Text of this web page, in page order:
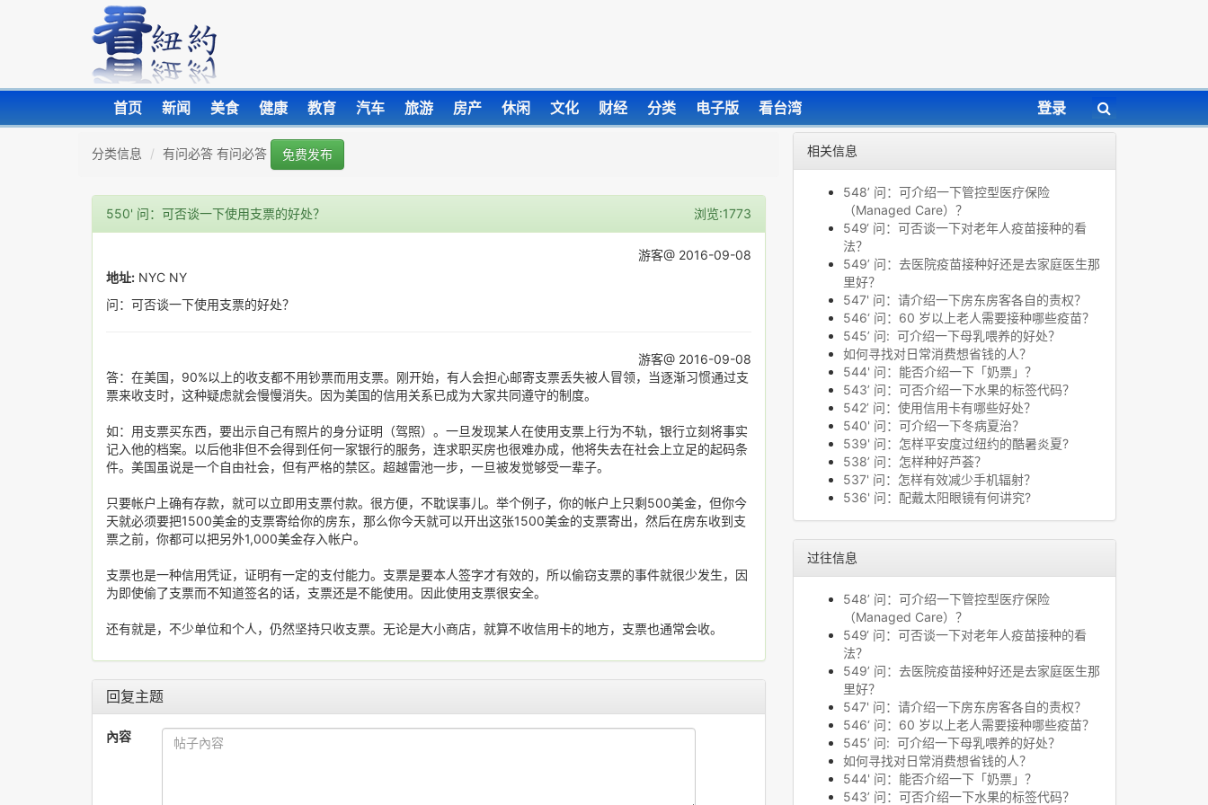
首页 新闻 美食 健康 教育 汽车 旅游 房产 休闲 文化 财经 分类 电子版 看台湾 登录
分类信息 有问必答 有问必答 免费发布
550' 问：可否谈一下使用支票的好处？ 浏览:1773
游客@ 2016-09-08
地址: NYC NY
问：可否谈一下使用支票的好处？
游客@ 2016-09-08
答：在美国，90%以上的收支都不用钞票而用支票。刚开始，有人会担心邮寄支票丢失被人冒领，当逐渐习惯通过支
票来收支时，这种疑虑就会慢慢消失。因为美国的信用关系已成为大家共同遵守的制度。
如：用支票买东西，要出示自己有照片的身分证明（驾照）。一旦发现某人在使用支票上行为不轨，银行立刻将事实
记入他的档案。以后他非但不会得到任何一家银行的服务，连求职买房也很难办成，他将失去在社会上立足的起码条
件。美国虽说是一个自由社会，但有严格的禁区。超越雷池一步，一旦被发觉够受一辈子。
只要帐户上确有存款，就可以立即用支票付款。很方便，不耽误事儿。举个例子，你的帐户上只剩500美金，但你今
天就必须要把1500美金的支票寄给你的房东，那么你今天就可以开出这张1500美金的支票寄出，然后在房东收到支
票之前，你都可以把另外1,000美金存入帐户。
支票也是一种信用凭证，证明有一定的支付能力。支票是要本人签字才有效的，所以偷窃支票的事件就很少发生，因
为即使偷了支票而不知道签名的话，支票还是不能使用。因此使用支票很安全。
还有就是，不少单位和个人，仍然坚持只收支票。无论是大小商店，就算不收信用卡的地方，支票也通常会收。
回复主题
內容
相关信息
548’ 问：可介绍一下管控型医疗保险
（Managed Care）？
549‘ 问：可否谈一下对老年人疫苗接种的看
法？
549’ 问：去医院疫苗接种好还是去家庭医生那
里好？
547' 问：请介绍一下房东房客各自的责权？
546‘ 问：60 岁以上老人需要接种哪些疫苗？
545’ 问: 可介绍一下母乳喂养的好处？
如何寻找对日常消费想省钱的人？
544' 问：能否介绍一下「奶票」？
543’ 问：可否介绍一下水果的标签代码？
542’ 问：使用信用卡有哪些好处？
540' 问：可介绍一下冬病夏治？
539' 问：怎样平安度过纽约的酷暑炎夏?
538’ 问：怎样种好芦荟？
537' 问：怎样有效减少手机辐射？
536' 问：配戴太阳眼镜有何讲究?
过往信息
548’ 问：可介绍一下管控型医疗保险
（Managed Care）？
549‘ 问：可否谈一下对老年人疫苗接种的看
法？
549’ 问：去医院疫苗接种好还是去家庭医生那
里好？
547' 问：请介绍一下房东房客各自的责权？
546‘ 问：60 岁以上老人需要接种哪些疫苗？
545’ 问: 可介绍一下母乳喂养的好处？
如何寻找对日常消费想省钱的人？
544' 问：能否介绍一下「奶票」？
543’ 问：可否介绍一下水果的标签代码？